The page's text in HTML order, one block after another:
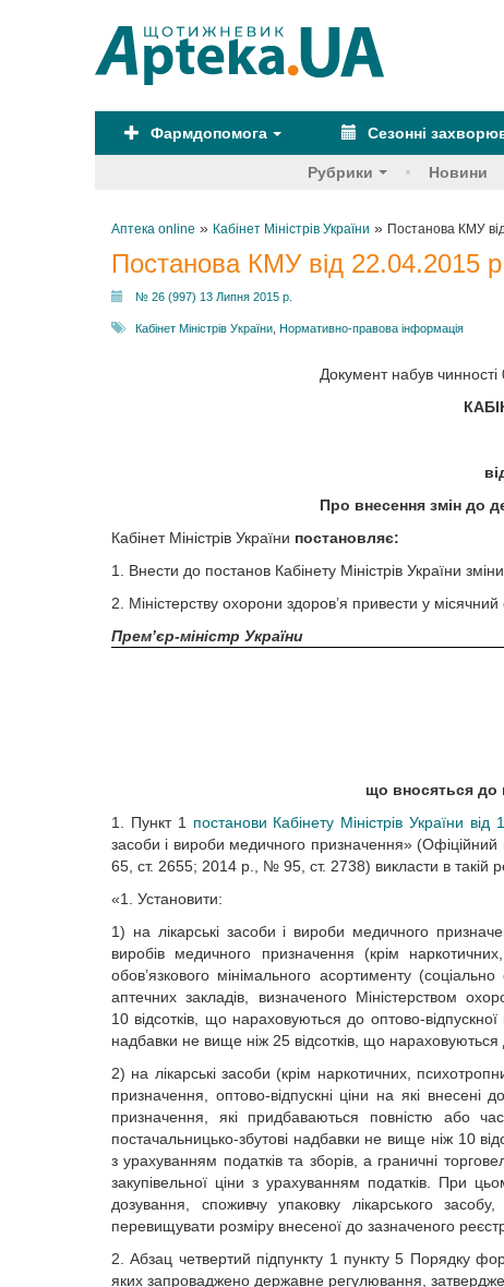
Фармдопомога Сезонні
Рубрики Новини
Аптека online » Кабінет Міністрів України » Постанова КМУ
Постанова КМУ від 22.04.2015
№ 26 (997) 13 Липня 2015 р.
Кабінет Міністрів України Нормативно-правова інформація
Документ набув чинності
Про внесення змін до
Кабінет Міністрів України постановляє:
1. Внести до постанов Кабінету Міністрів України
2. Міністерству охорони здоров’я привести у
Прем’єр-міністр України
що вносяться до
1. Пункт 1 постанови Кабінету Міністрів України
засоби і вироби медичного призначення»
65, ст. 2655; 2014 р., № 95, ст. 2738) викласти в такій
«1. Установити:
1) на лікарські засоби і вироби медичного
виробів медичного призначення (крім
обов’язкового мінімального асортименту
аптечних закладів, визначеного Міністерством
10 відсотків, що нараховуються до оптово-
надбавки не вище ніж 25 відсотків, що нараховуються
2) на лікарські засоби (крім наркотичних,
призначення, оптово-відпускні ціни на які внесені
призначення, які придбаваються повністю або
постачальницько-збутові надбавки не вище ніж 10
з урахуванням податків та зборів, а граничні
закупівельної ціни з урахуванням податків. При
дозування, споживчу упаковку лікарського
перевищувати розміру внесеної до зазначеного
2. Абзац четвертий підпункту 1 пункту 5 Порядку
яких запроваджено державне регулювання,